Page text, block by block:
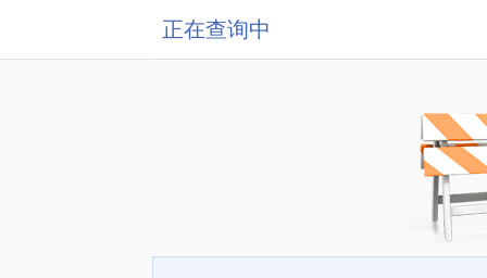
正在查询中